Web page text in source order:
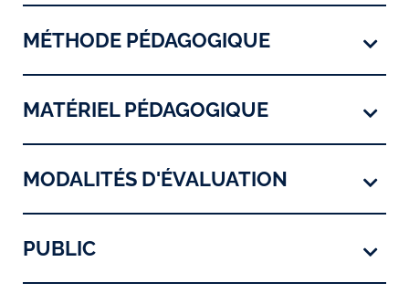
MÉTHODE PÉDAGOGIQUE
MATÉRIEL PÉDAGOGIQUE
MODALITÉS D'ÉVALUATION
PUBLIC